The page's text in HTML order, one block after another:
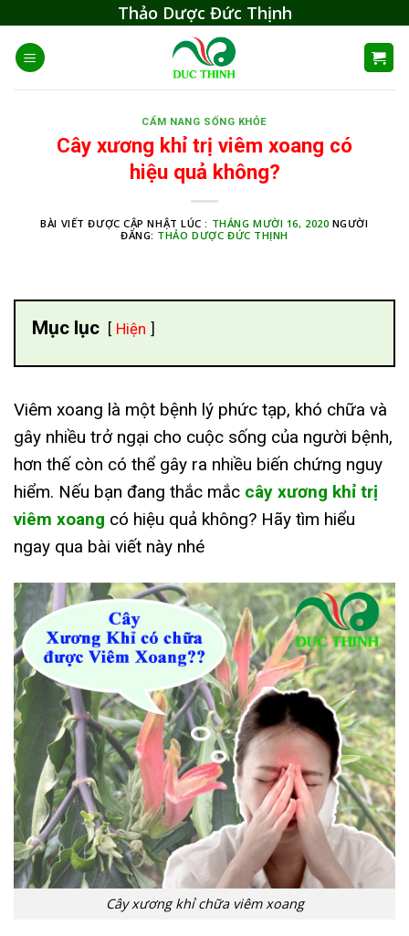
content
Thảo Dược Đức Thịnh
CẨM NANG SỐNG KHỎE
Cây xương khỉ trị viêm xoang có
hiệu quả không?
BÀI VIẾT ĐƯỢC CẬP NHẬT LÚC : THÁNG MƯỜI 16, 2020 NGƯỜI
ĐĂNG: THẢO DƯỢC ĐỨC THỊNH
Mục lục Hiện
Viêm xoang là một bệnh lý phức tạp, khó chữa và
gây nhiều trở ngại cho cuộc sống của người bệnh,
hơn thế còn có thể gây ra nhiều biến chứng nguy
hiểm. Nếu bạn đang thắc mắc cây xương khỉ trị
viêm xoang có hiệu quả không? Hãy tìm hiểu
ngay qua bài viết này nhé
Cây xương khỉ chữa viêm xoang